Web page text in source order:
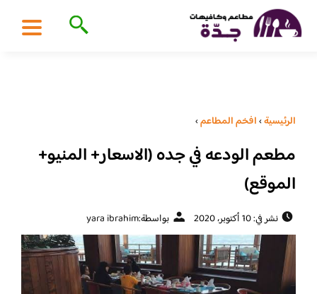
الرئيسية›افخم المطاعم›
مطعم الودعه في جده (الاسعار+ المنيو+
الموقع)
نشر في: 10 أكتوبر، 2020 بواسطة:yara ibrahim